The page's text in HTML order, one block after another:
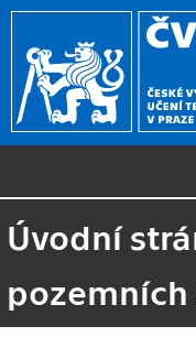
Úvodní
pozemních